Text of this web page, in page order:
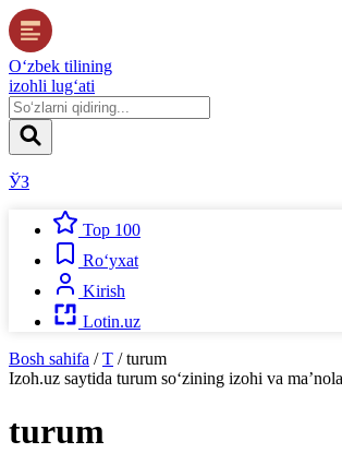
O‘zbek tilining
izohli lug‘ati
ЎЗ
Top 100
Ro‘yxat
Kirish
Lotin.uz
Bosh sahifa / T / turum
Izoh.uz saytida turum so‘zining izohi va
turum